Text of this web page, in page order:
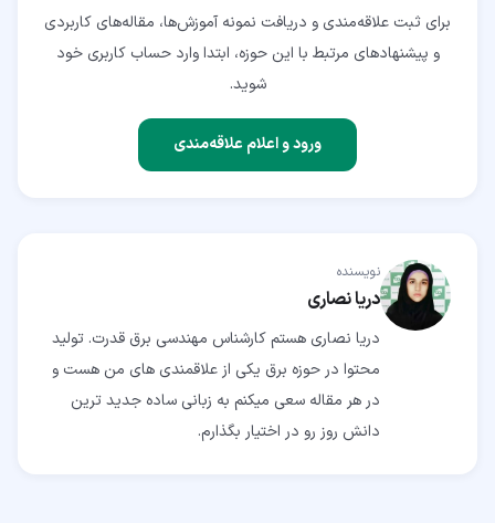
برای ثبت علاقه‌مندی و دریافت نمونه آموزش‌ها، مقاله‌های کاربردی
و پیشنهادهای مرتبط با این حوزه، ابتدا وارد حساب کاربری خود
شوید.
ورود و اعلام علاقه‌مندی
نویسنده
دریا نصاری
دریا نصاری هستم کارشناس مهندسی برق قدرت. تولید
محتوا در حوزه برق یکی از علاقمندی های من هست و
در هر مقاله سعی میکنم به زبانی ساده جدید ترین
دانش روز رو در اختیار بگذارم.